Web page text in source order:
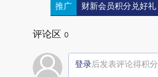
推广 财新会员积分兑好礼
评论区 0
登录后发表评论得积分